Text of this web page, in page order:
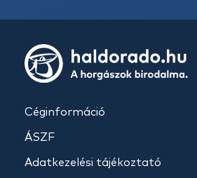
Céginformáció
ÁSZF
Adatkezelési tájékoztató